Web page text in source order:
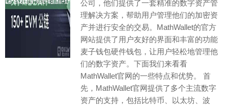
公司，他们提供了一套精准的数字资产管
理解决方案，帮助用户管理他们的加密资
产并进行安全的交易。MathWallet的官方
网站提供了用户友好的界面和丰富的功能
麦子钱包硬件钱包，让用户轻松地管理他
们的数字资产。下面我们来看看
MathWallet官网的一些特点和优势。 首
先，MathWallet官网提供了多个主流数字
资产的支持，包括比特币、以太坊、波